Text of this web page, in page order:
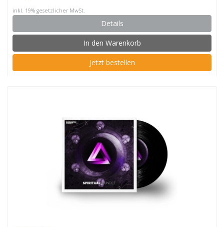
inkl. 19% gesetzlicher MwSt.
Details
In den Warenkorb
Jetzt bestellen